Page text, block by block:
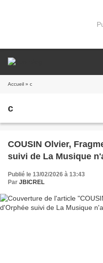
Accueil » c
c
COUSIN Olvier,
suivi de La Musique
Publié le 13/02/2026 à 13:43
Par JBICREL